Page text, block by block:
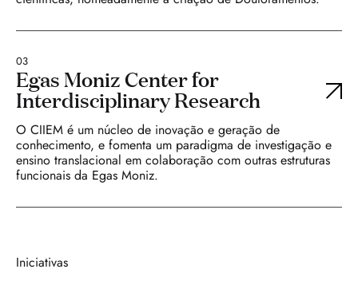
03
Egas Moniz Center for
Interdisciplinary Research
O CIIEM é um núcleo de inovação e geração de
conhecimento, e fomenta um paradigma de investigação e
ensino translacional em colaboração com outras estruturas
funcionais da Egas Moniz.
Iniciativas